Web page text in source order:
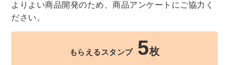
よりよい商品開発のため、商品アンケートにご協力く
ださい。
もらえるスタンプ 5枚